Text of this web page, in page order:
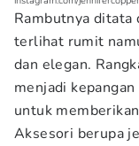
Rambutnya ditata
terlihat rumit
dan elegan.
menjadi
untuk
Aksesori berupa